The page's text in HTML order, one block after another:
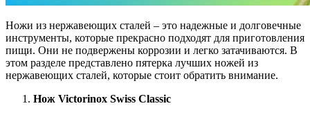
Ножи из нержавеющих сталей – это надежные и долговечные
инструменты, которые прекрасно подходят для приготовления
пищи. Они не подвержены коррозии и легко затачиваются. В
этом разделе представлено пятерка лучших ножей из
нержавеющих сталей, которые стоит обратить внимание.
Нож Victorinox Swiss Classic